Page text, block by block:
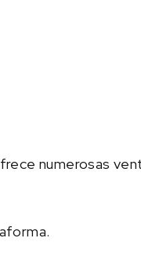
numerosas